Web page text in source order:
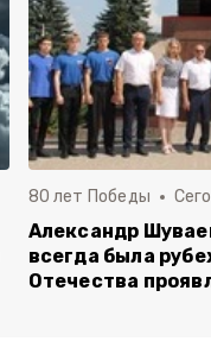
80 лет Победы
Александр
всегда была
Отечества